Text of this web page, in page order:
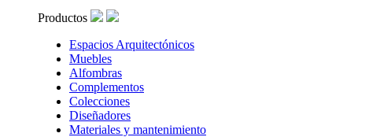
Productos
Espacios Arquitectónicos
Muebles
Alfombras
Complementos
Colecciones
Diseñadores
Materiales y mantenimiento